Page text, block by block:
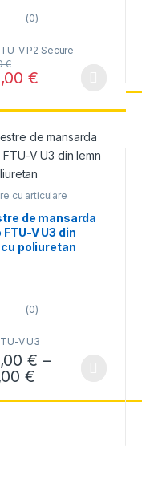
(0)
V P2 Secure
€
€
produs are mai multe
cu articulare
de mansarda
FTU-V U3 din
poliuretan
(0)
V U3
€ –
€Interval de
are mai multe